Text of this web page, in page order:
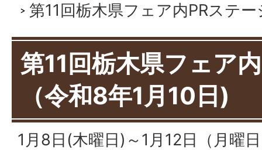
第11回栃木県フェア内PRステ
第11回栃木県フェア
（令和8年1月10日)
1月8日(木曜日)～1月12日（月曜